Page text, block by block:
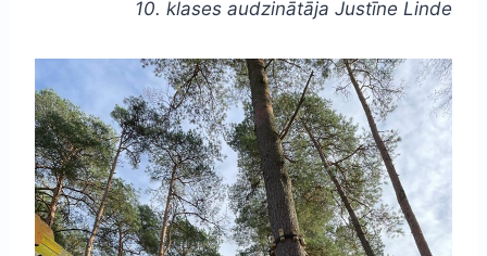
10. klases audzinātāja Justīne Linde